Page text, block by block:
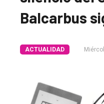
Balcarbus
ACTUALIDAD